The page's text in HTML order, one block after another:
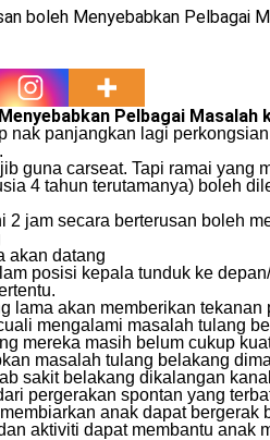
Pelbagai Masalah
panjangkan lagi
guna carseat. Tapi ramai yang
4 tahun terutamanya) boleh
2 jam secara berterusan boleh
akan datang
posisi kepala tunduk ke
lama akan memberikan
mengalami masalah tulang
mereka masih belum cukup
masalah tulang belakang
sakit belakang dikalangan
pergerakan spontan yang
anak dapat bergerak
aktiviti dapat membantu anak